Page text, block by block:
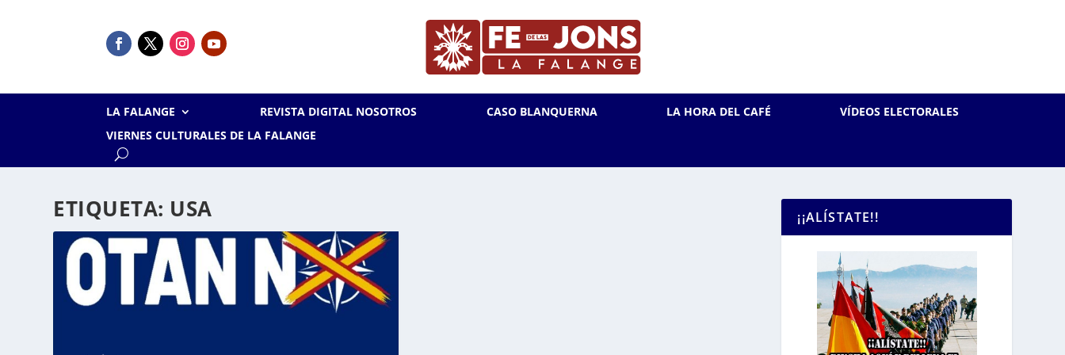
LA FALANGE REVISTA DIGITAL NOSOTROS CASO BLANQUERNA LA HORA DEL CAFÉ
VÍDEOS ELECTORALES
VIERNES CULTURALES DE LA FALANGE
ETIQUETA: USA ¡¡ALÍSTATE!!